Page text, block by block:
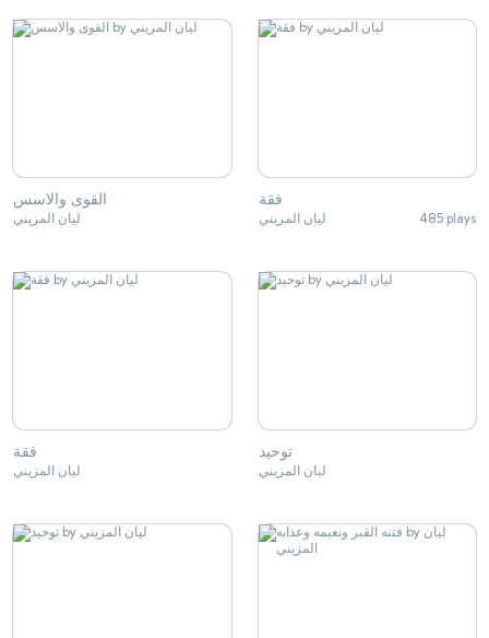
القوى والاسس
ليان المزيني
فقة
ليان المزيني 485 plays
فقة
ليان المزيني
توحيد
ليان المزيني